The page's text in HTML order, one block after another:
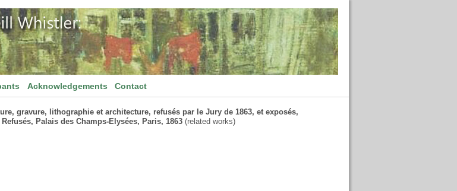
Acknowledgements Contact
gravure, lithographie et architecture, refusés par le Jury de 1863, et exposés,
Palais des Champs-Elysées, Paris, 1863 (related works)